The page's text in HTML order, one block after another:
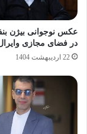
عکس نوجوانی بیژن
در فضای مجازی
22 اردیبهشت 1404